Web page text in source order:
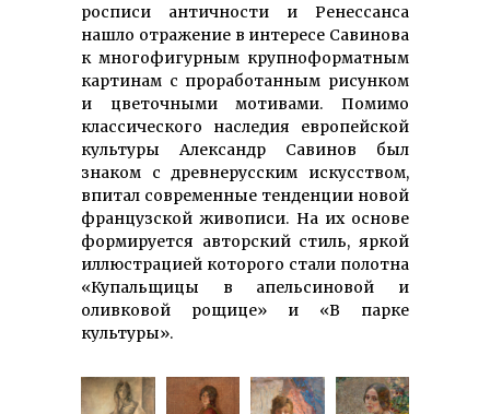
росписи античности и Ренессанса
нашло отражение в интересе Савинова
к многофигурным крупноформатным
картинам с проработанным рисунком
и цветочными мотивами. Помимо
классического наследия европейской
культуры Александр Савинов был
знаком с древнерусским искусством,
впитал современные тенденции новой
французской живописи. На их основе
формируется авторский стиль, яркой
иллюстрацией которого стали полотна
«Купальщицы в апельсиновой и
оливковой рощице» и «В парке
культуры».